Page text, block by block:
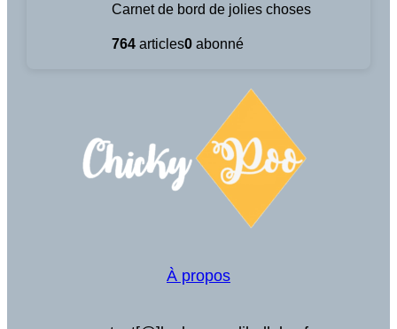
Carnet de bord de jolies choses
764 articles0 abonné
À propos